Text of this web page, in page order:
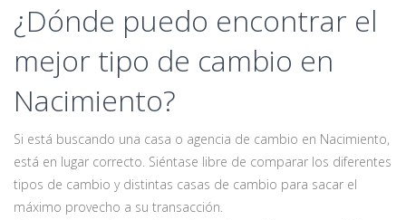
¿Dónde puedo encontrar el
mejor tipo de cambio en
Nacimiento?
Si está buscando una casa o agencia de cambio en Nacimiento,
está en lugar correcto. Siéntase libre de comparar los diferentes
tipos de cambio y distintas casas de cambio para sacar el
máximo provecho a su transacción.